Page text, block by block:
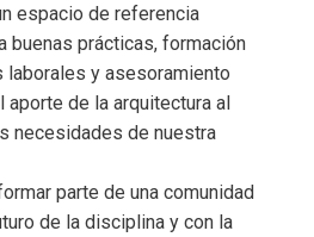
espacio de referencia
buenas prácticas, formación
laborales y asesoramiento
de la arquitectura al
necesidades de nuestra
parte de una comunidad
de la disciplina y con la